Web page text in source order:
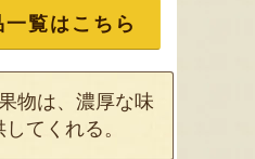
一覧はこちら
物は、濃厚な味
てくれる。